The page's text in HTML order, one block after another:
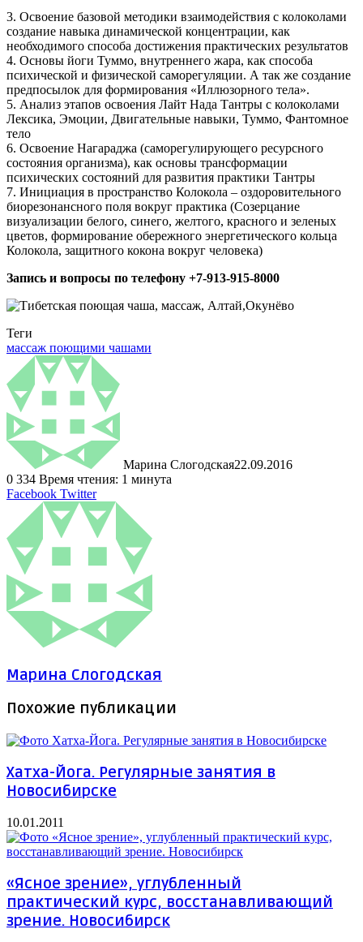
3. Освоение базовой методики взаимодействия с колоколами
создание навыка динамической концентрации, как
необходимого способа достижения практических результатов
4. Основы йоги Туммо, внутреннего жара, как способа
психической и физической саморегуляции. А так же создание
предпосылок для формирования «Иллюзорного тела».
5. Анализ этапов освоения Лайт Нада Тантры с колоколами
Лексика, Эмоции, Двигательные навыки, Туммо, Фантомное
тело
6. Освоение Нагараджа (саморегулирующего ресурсного
состояния организма), как основы трансформации
психических состояний для развития практики Тантры
7. Инициация в пространство Колокола – оздоровительного
биорезонансного поля вокруг практика (Созерцание
визуализации белого, синего, желтого, красного и зеленых
цветов, формирование обережного энергетического кольца
Колокола, защитного кокона вокруг человека)
Запись и вопросы по телефону +7-913-915-8000
Теги
массаж поющими чашами
Марина Слогодская22.09.2016
0 334 Время чтения: 1 минута
Facebook TwitterLinkedIn
Tumblr
Pinterest
Reddit
ВКонтакте
Поделиться
через
электронную
почту
Печатать
Марина Слогодская
Похожие публикации
Хатха-Йога. Регулярные занятия в
Новосибирске
10.01.2011
«Ясное зрение», углубленный
практический курс, восстанавливающий
зрение. Новосибирск